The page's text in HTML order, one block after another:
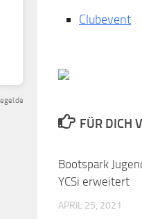
Clubevent
FÜR DICH
Bootspark
YCSi erweitert
APRIL 25, 2021